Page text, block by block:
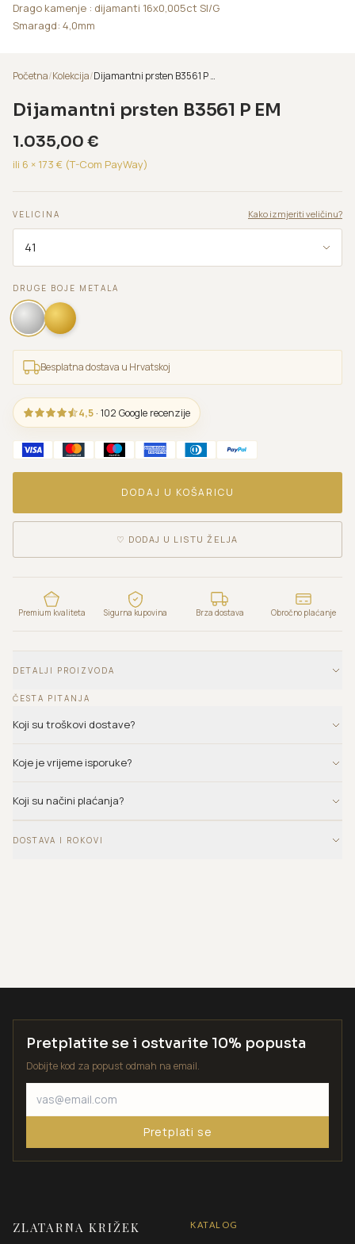
Drago kamenje : dijamanti 16x0,005ct SI/G
Smaragd: 4,0mm
Početna/Kolekcija/ Dijamantni prsten B3561 P EM
Dijamantni prsten B3561 P EM
1.035,00 €
ili 6 × 173 € (T-Com PayWay)
VELICINA Kako izmjeriti veličinu?
DRUGE BOJE METALA
Besplatna dostava u Hrvatskoj
4,5 · 102 Google recenzije
DODAJ U KOŠARICU
♡ DODAJ U LISTU ŽELJA
Premium kvaliteta Sigurna kupovina Brza dostava Obročno plaćanje
DETALJI PROIZVODA
ČESTA PITANJA
Koji su troškovi dostave?
Koje je vrijeme isporuke?
Koji su načini plaćanja?
DOSTAVA I ROKOVI
Pretplatite se i ostvarite 10% popusta
Dobijte kod za popust odmah na email.
Pretplati se
ZLATARNA KRIŽEK KATALOG